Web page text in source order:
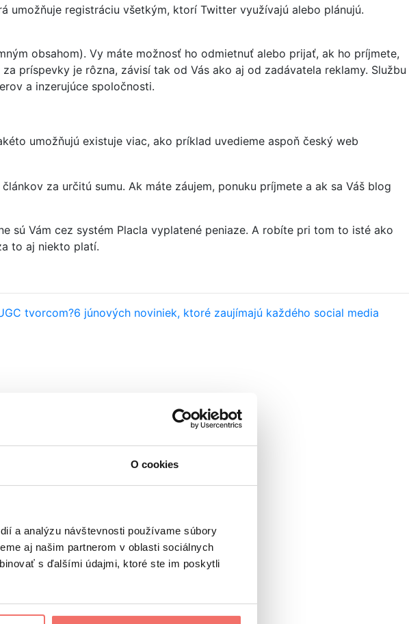
O cookies
a analýzu návštevnosti používame súbory
aj našim partnerom v oblasti sociálnych
s ďalšími údajmi, ktoré ste im poskytli
umožňuje registráciu všetkým, ktorí Twitter využívajú alebo plánujú.
obsahom). Vy máte možnosť ho odmietnuť alebo prijať, ak ho príjmete,
príspevky je rôzna, závisí tak od Vás ako aj od zadávatela reklamy. Službu
a inzerujúce spoločnosti.
umožňujú existuje viac, ako príklad uvedieme aspoň český web
za určitú sumu. Ak máte záujem, ponuku príjmete a ak sa Váš blog
sú Vám cez systém Placla vyplatené peniaze. A robíte pri tom to isté ako
to aj niekto platí.
tvorcom?6 júnových noviniek, ktoré zaujímajú každého social media